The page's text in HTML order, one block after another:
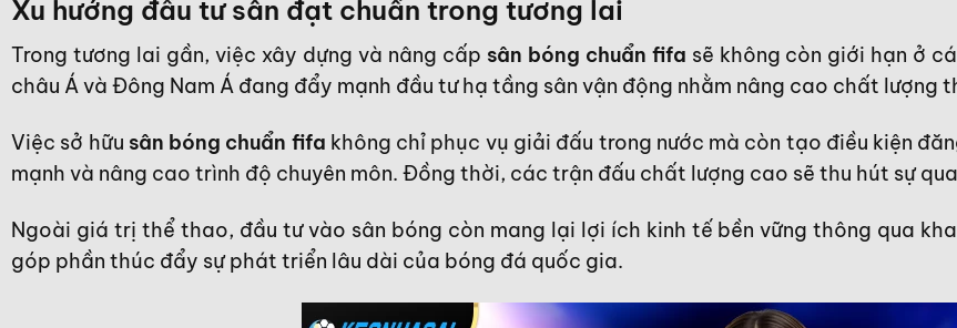
Xu hướng đầu tư sân đạt chuẩn trong tương lai
Trong tương lai gần, việc xây dựng và nâng cấp sân bóng chuẩn fifa sẽ không còn giới hạn ở
châu Á và Đông Nam Á đang đẩy mạnh đầu tư hạ tầng sân vận động nhằm nâng cao chất lượng
Việc sở hữu sân bóng chuẩn fifa không chỉ phục vụ giải đấu trong nước mà còn tạo điều kiện
mạnh và nâng cao trình độ chuyên môn. Đồng thời, các trận đấu chất lượng cao sẽ thu hút sự
Ngoài giá trị thể thao, đầu tư vào sân bóng còn mang lại lợi ích kinh tế bền vững thông qua
góp phần thúc đẩy sự phát triển lâu dài của bóng đá quốc gia.